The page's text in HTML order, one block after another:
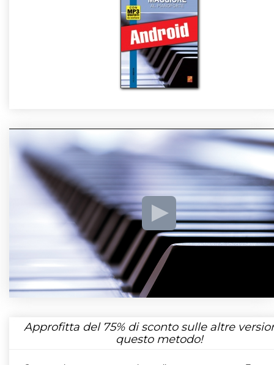
Approfitta del 75%di sconto sulle altre
questo metodo!